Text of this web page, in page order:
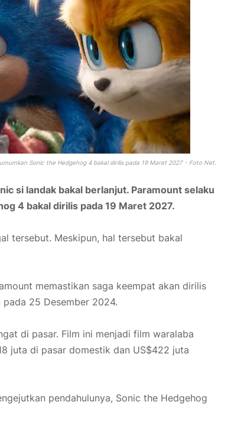
Sonic the Hedgehog 4 bakal dirilis pada 19 Maret 2027 - Foto Net.
si landak bakal berlanjut. Paramount selaku
4 bakal dirilis pada 19 Maret 2027.
tersebut. Meskipun, hal tersebut bakal
memastikan saga keempat akan dirilis
25 Desember 2024.
di pasar. Film ini menjadi film waralaba
juta di pasar domestik dan US$422 juta
pendahulunya, Sonic the Hedgehog